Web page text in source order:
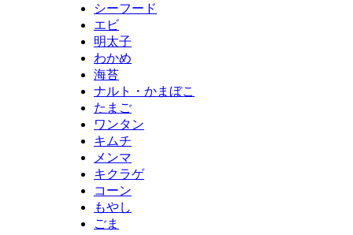
シーフード
エビ
明太子
わかめ
海苔
ナルト・かまぼこ
たまご
ワンタン
キムチ
メンマ
キクラゲ
コーン
もやし
ごま